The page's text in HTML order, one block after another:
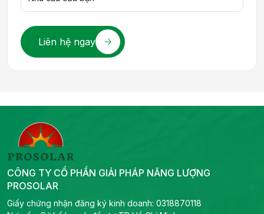
Liên hệ ngay
CÔNG TY CỔ PHẦN GIẢI PHÁP NĂNG LƯỢNG
PROSOLAR
Giấy chứng nhận đăng ký kinh doanh: 0318870118